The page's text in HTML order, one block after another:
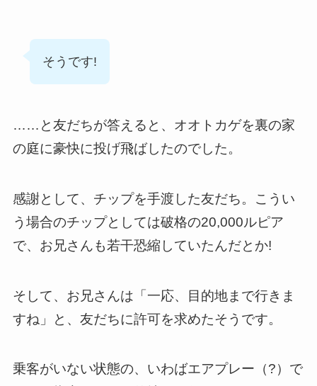
そうです!
……と友だちが答えると、オオトカゲを裏の家
の庭に豪快に投げ飛ばしたのでした。
感謝として、チップを手渡した友だち。こうい
う場合のチップとしては破格の20,000ルピア
で、お兄さんも若干恐縮していたんだとか!
そして、お兄さんは「一応、目的地まで行きま
すね」と、友だちに許可を求めたそうです。
乗客がいない状態の、いわばエアプレー（?）で